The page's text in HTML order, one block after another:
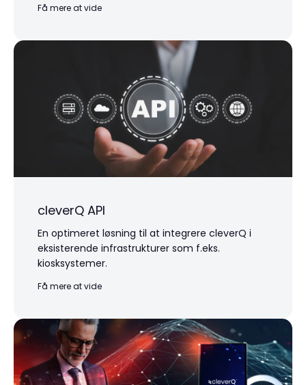
Få mere at vide
cleverQ API
En optimeret løsning til at integrere cleverQ i
eksisterende infrastrukturer som f.eks.
kiosksystemer.
Få mere at vide